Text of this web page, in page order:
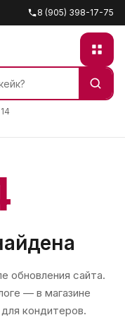
8 (905) 398-17-75
обновления сайта.
— в магазине
кондитеров.